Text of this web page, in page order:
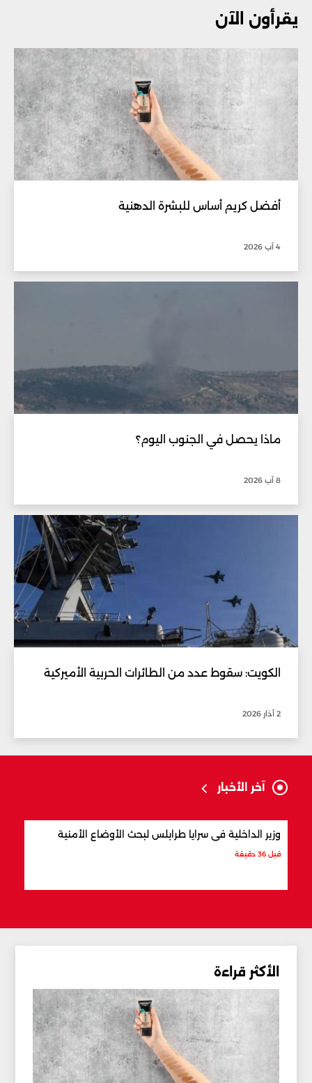
يقرأون الآن
أفضل كريم أساس للبشرة الدهنية
4 آب 2026
ماذا يحصل في الجنوب اليوم؟
8 آب 2026
الكويت: سقوط عدد من الطائرات الحربية الأميركية
2 آذار 2026
آخر الأخبار
وزير الداخلية في سرايا طرابلس لبحث الأوضاع الأمنية
قبل 36 دقيقة
الأكثر قراءة